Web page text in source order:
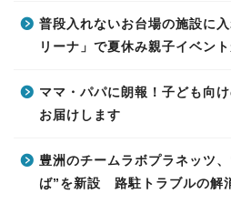
普段入れないお台場の施設に
リーナ」で夏休み親子イベン
ママ・パパに朗報！子ども向
お届けします
豊洲のチームラボプラネッツ
ば”を新設 路駐トラブルの解